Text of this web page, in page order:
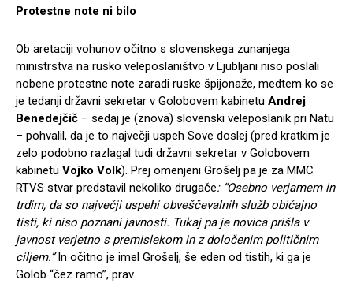
Protestne note ni bilo
Ob aretaciji vohunov očitno s slovenskega zunanjega
ministrstva na rusko veleposlaništvo v Ljubljani niso poslali
nobene protestne note zaradi ruske špijonaže, medtem ko se
je tedanji državni sekretar v Golobovem kabinetu Andrej
Benedejčič – sedaj je (znova) slovenski veleposlanik pri Natu
– pohvalil, da je to največji uspeh Sove doslej (pred kratkim je
zelo podobno razlagal tudi državni sekretar v Golobovem
kabinetu Vojko Volk). Prej omenjeni Grošelj pa je za MMC
RTVS stvar predstavil nekoliko drugače: “Osebno verjamem in
trdim, da so največji uspehi obveščevalnih služb običajno
tisti, ki niso poznani javnosti. Tukaj pa je novica prišla v
javnost verjetno s premislekom in z določenim političnim
ciljem.”In očitno je imel Grošelj, še eden od tistih, ki ga je
Golob “čez ramo”, prav.